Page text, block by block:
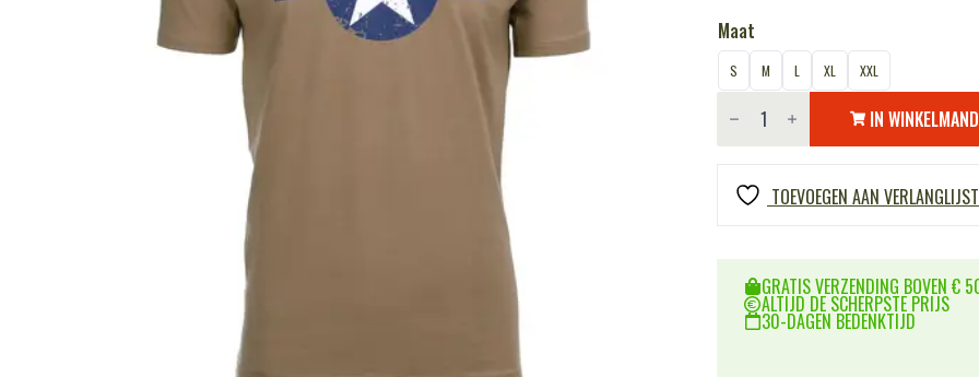
Maat
S M L XL XXL
T-
shirt
II
coyote
aantal
IN WINKELMAND
TOEVOEGEN AAN VERLANGLIJST
GRATIS VERZENDING BOVEN €
ALTIJD DE SCHERPSTE PRIJS
30-DAGEN BEDENKTIJD